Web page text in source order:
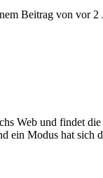
Beitrag von vor 2
Web und findet
Modus hat sich